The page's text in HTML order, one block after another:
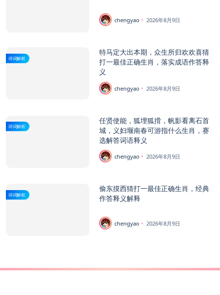
chengyao 2026年8月9日
诗词解析
特马定大出本期，众生所归欢欢喜猜
打一最佳正确生肖，落实成语作答释
义
chengyao 2026年8月9日
诗词解析
任贤使能，狐埋狐搰，帆影看离石首
城，义妇堰南春可游指什么生肖，赛
选解答词语释义
chengyao 2026年8月9日
诗词解析
偷东摸西猜打一最佳正确生肖，经典
作答释义解释
chengyao 2026年8月9日